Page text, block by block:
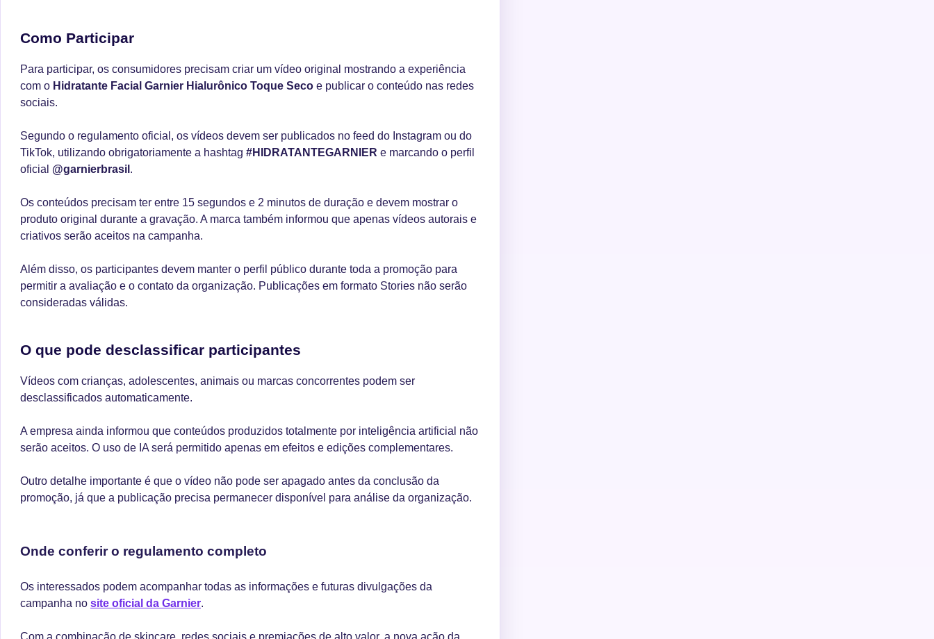
Como Participar
Para participar, os consumidores precisam criar um vídeo original mostrando a experiência
com o Hidratante Facial Garnier Hialurônico Toque Seco e publicar o conteúdo nas redes
sociais.
Segundo o regulamento oficial, os vídeos devem ser publicados no feed do Instagram ou do
TikTok, utilizando obrigatoriamente a hashtag #HIDRATANTEGARNIER e marcando o perfil
oficial @garnierbrasil .
Os conteúdos precisam ter entre 15 segundos e 2 minutos de duração e devem mostrar o
produto original durante a gravação. A marca também informou que apenas vídeos autorais e
criativos serão aceitos na campanha.
Além disso, os participantes devem manter o perfil público durante toda a promoção para
permitir a avaliação e o contato da organização. Publicações em formato Stories não serão
consideradas válidas.
O que pode desclassificar participantes
Vídeos com crianças, adolescentes, animais ou marcas concorrentes podem ser
desclassificados automaticamente.
A empresa ainda informou que conteúdos produzidos totalmente por inteligência artificial não
serão aceitos. O uso de IA será permitido apenas em efeitos e edições complementares.
Outro detalhe importante é que o vídeo não pode ser apagado antes da conclusão da
promoção, já que a publicação precisa permanecer disponível para análise da organização.
Onde conferir o regulamento completo
Os interessados podem acompanhar todas as informações e futuras divulgações da
campanha no site oficial da Garnier.